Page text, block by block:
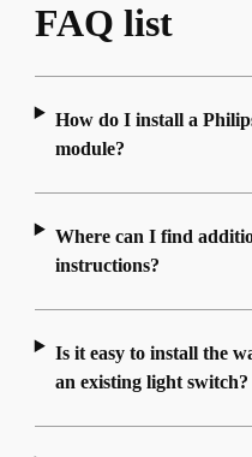
FAQ list
How do I install a
module?
Where can I find
instructions?
Is it easy to install the
an existing light switch?